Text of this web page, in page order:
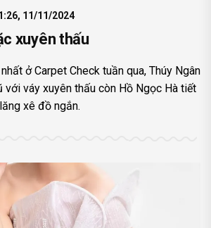
11/11/2024
xuyên thấu
ở Carpet Check tuần qua, Thúy Ngân
với váy xuyên thấu còn Hồ Ngọc Hà tiết
xê đồ ngắn.